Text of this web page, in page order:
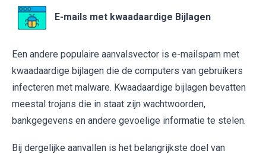
E-mails met kwaadaardige Bijlagen
Een andere populaire aanvalsvector is e-mailspam met
kwaadaardige bijlagen die de computers van gebruikers
infecteren met malware. Kwaadaardige bijlagen bevatten
meestal trojans die in staat zijn wachtwoorden,
bankgegevens en andere gevoelige informatie te stelen.
Bij dergelijke aanvallen is het belangrijkste doel van